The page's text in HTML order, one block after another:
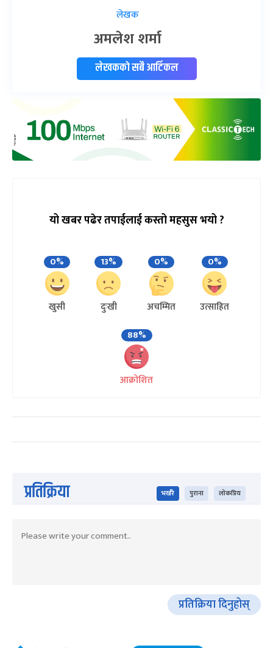
लेखक
अमलेश शर्मा
लेखकको सबै आर्टिकल
यो खबर पढेर तपाईलाई कस्तो महसुस भयो ?
0%
खुसी
13%
दुःखी
0%
अचम्मित
0%
उत्साहित
88%
आक्रोशित
प्रतिक्रिया भर्खरै पुराना लोकप्रिय
प्रतिक्रिया दिनुहोस्